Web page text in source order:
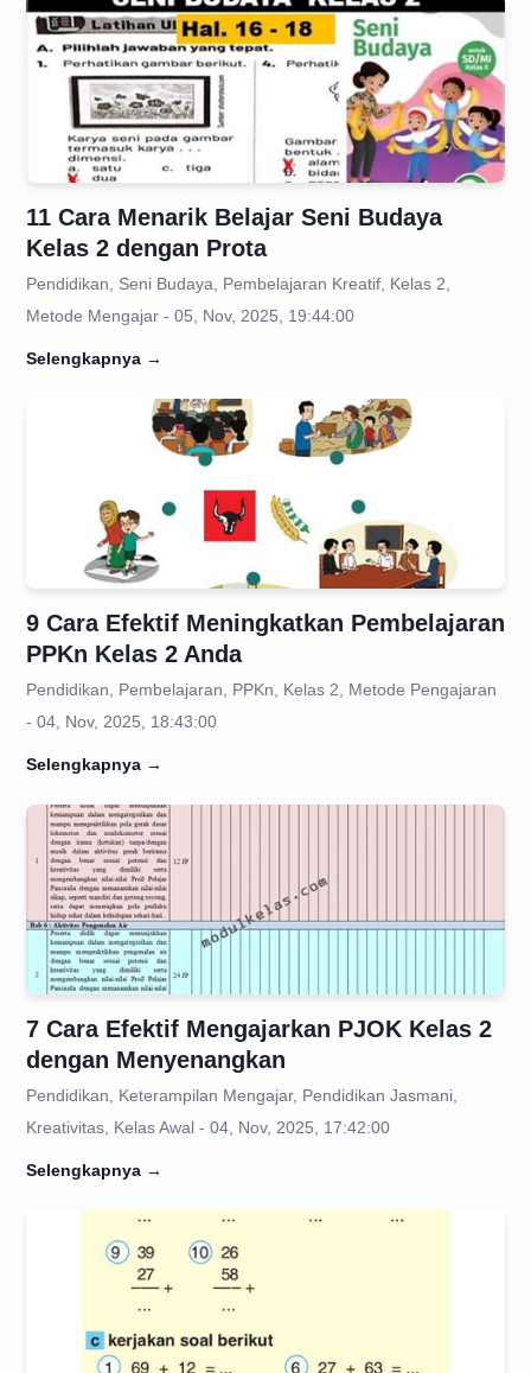
11 Cara Menarik Belajar Seni Budaya
Kelas 2 dengan Prota
Pendidikan, Seni Budaya, Pembelajaran Kreatif, Kelas 2,
Metode Mengajar - 05, Nov, 2025, 19:44:00
Selengkapnya →
9 Cara Efektif Meningkatkan Pembelajaran
PPKn Kelas 2 Anda
Pendidikan, Pembelajaran, PPKn, Kelas 2, Metode Pengajaran
- 04, Nov, 2025, 18:43:00
Selengkapnya →
7 Cara Efektif Mengajarkan PJOK Kelas 2
dengan Menyenangkan
Pendidikan, Keterampilan Mengajar, Pendidikan Jasmani,
Kreativitas, Kelas Awal - 04, Nov, 2025, 17:42:00
Selengkapnya →